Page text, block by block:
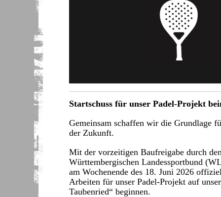
Startschuss für unser Padel-Projekt
Gemeinsam schaffen wir die Grundlage
der Zukunft.
Mit der vorzeitigen Baufreigabe durch
Württembergischen Landessportbund
am Wochenende des 18. Juni 2026
Arbeiten für unser Padel-Projekt auf
Taubenried“ beginnen.